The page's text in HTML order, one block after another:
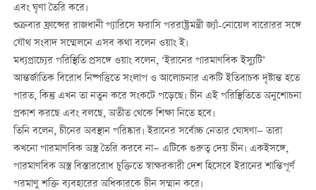
এবং ঘৃণা তৈরি করে।
শুক্রবার ফ্রান্সের রাজধানী প্যারিসে ফরাসি পররাষ্ট্রমন্ত্রী জ্যাঁ-নোয়েল বারোরর সঙ্গে
যৌথ সংবাদ সম্মেলনে এসব কথা বলেন ওয়াং ই।
মধ্যপ্রাচ্যের পরিস্থিতি প্রসঙ্গে ওয়াং বলেন, ‘ইরানের পারমাণবিক ইস্যুটি’
আন্তর্জাতিক বিরোধ নিষ্পত্তিতে সংলাপ ও আলোচনার একটি ইতিবাচক দৃষ্টান্ত হতে
পারত, কিন্তু এখন তা নতুন করে সংকটে পড়েছে। চীন এই পরিস্থিতিতে অনুশোচনা
প্রকাশ করছে এবং বলছে, অতীত থেকে শিক্ষা নিতে হবে।
তিনি বলেন, চীনের অবস্থান পরিষ্কার। ইরানের সর্বোচ্চ নেতার ঘোষণা— তারা
কখনো পারমাণবিক অস্ত্র তৈরি করবে না— এটিকে গুরুত্ব দেয় চীন। একইসঙ্গে,
পারমাণবিক অস্ত্র বিস্তাররোধ চুক্তিতে স্বাক্ষরকারী দেশ হিসেবে ইরানের শান্তিপূর্ণ
পরমাণু শক্তি ব্যবহারের অধিকারকে চীন সম্মান করে।